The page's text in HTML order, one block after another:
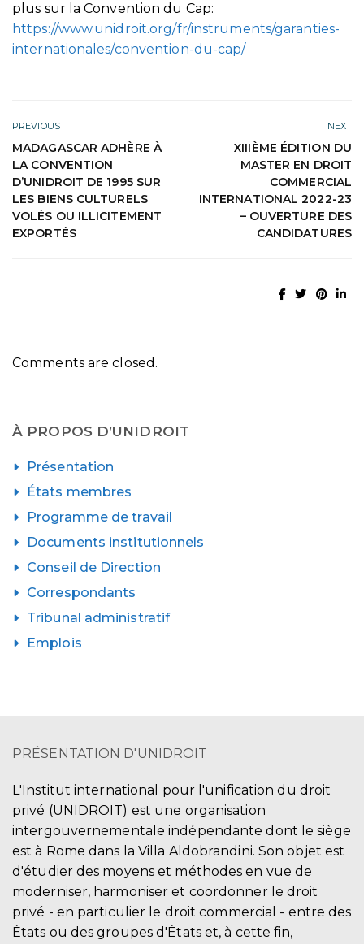
plus sur la Convention du Cap:
https://www.unidroit.org/fr/instruments/garanties-
internationales/convention-du-cap/
PREVIOUS
MADAGASCAR ADHÈRE À
LA CONVENTION
D’UNIDROIT DE 1995 SUR
LES BIENS CULTURELS
VOLÉS OU ILLICITEMENT
EXPORTÉS
NEXT
XIIIÈME ÉDITION DU
MASTER EN DROIT
COMMERCIAL
INTERNATIONAL 2022-23
– OUVERTURE DES
CANDIDATURES
Comments are closed.
À PROPOS D’UNIDROIT
Présentation
États membres
Programme de travail
Documents institutionnels
Conseil de Direction
Correspondants
Tribunal administratif
Emplois
PRÉSENTATION D'UNIDROIT
L'Institut international pour l'unification du droit
privé (UNIDROIT) est une organisation
intergouvernementale indépendante dont le siège
est à Rome dans la Villa Aldobrandini. Son objet est
d'étudier des moyens et méthodes en vue de
moderniser, harmoniser et coordonner le droit
privé - en particulier le droit commercial - entre des
États ou des groupes d'États et, à cette fin,